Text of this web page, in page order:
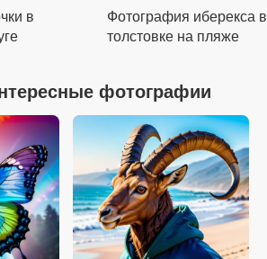
в
Фотография иберекса в
толстовке на пляже
фотографии